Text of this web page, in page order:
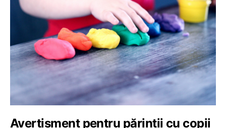
Avertisment pentru părinții cu copii